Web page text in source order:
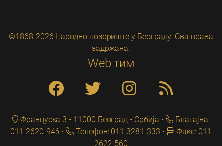
©1868-2026 Народно позориште у Београду. Сва права
задржана.
Web тим
Француска 3 • 11000 Београд • Србија
Благајна:
011 2620-946
Телефон: 011 3281-333
Факс: 011
2622-560